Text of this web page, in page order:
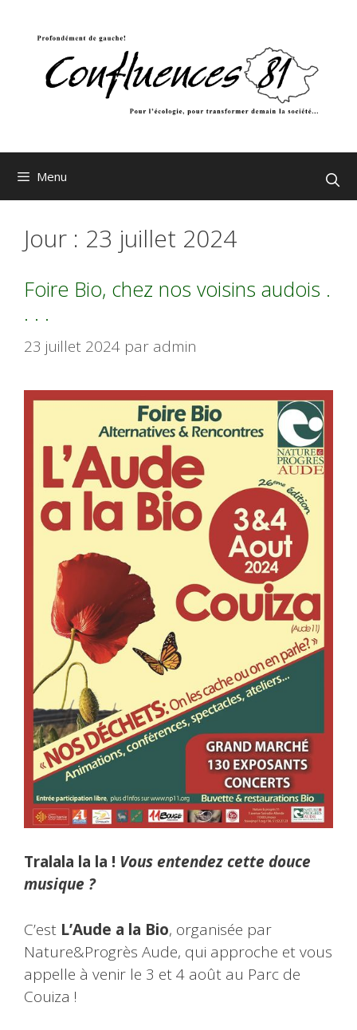
Menu
Jour : 23 juillet 2024
Foire Bio, chez nos voisins audois .
. . .
23 juillet 2024 par admin
Tralala la la ! Vous entendez cette douce
musique ?
C’est L’Aude a la Bio, organisée par
Nature&Progrès Aude, qui approche et vous
appelle à venir le 3 et 4 août au Parc de
Couiza !